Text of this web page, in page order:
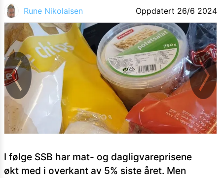
Send inn
PS:Vil du være med i tipsekonkurransen kan du oppgi
kontaktdetaljer i neste steg.
Rune Nikolaisen Oppdatert 26/6 2024
I følge SSB har mat- og dagligvareprisene
økt med i overkant av 5% siste året. Men